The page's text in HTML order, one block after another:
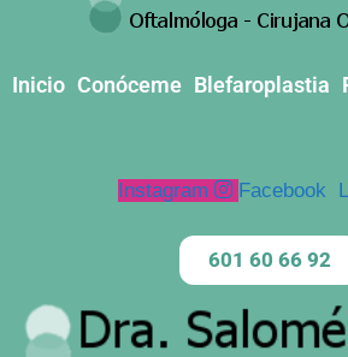
Inicio Conóceme Blefaroplastia
Instagram Facebook
601 60 66 92